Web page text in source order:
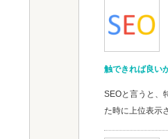
触できれば良い
SEOと言うと、
た時に上位表示